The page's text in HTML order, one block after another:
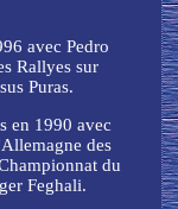
avec Pedro
Rallyes sur
Puras.
en 1990 avec
des
du
Feghali.